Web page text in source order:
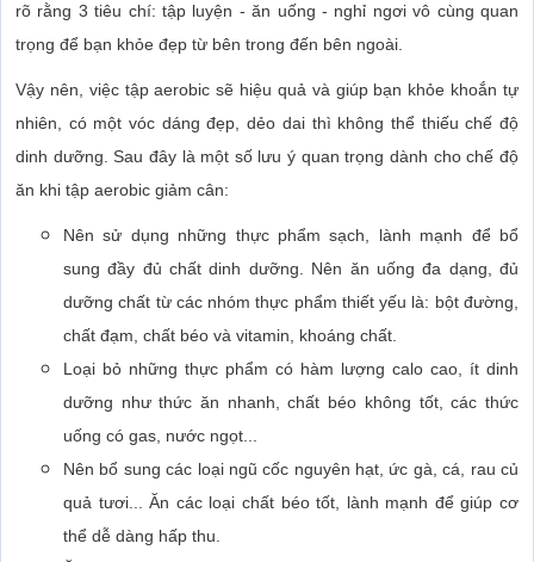
rõ rằng 3 tiêu chí: tập luyện - ăn uống - nghỉ ngơi vô cùng quan
trọng để bạn khỏe đẹp từ bên trong đến bên ngoài.
Vậy nên, việc tập aerobic sẽ hiệu quả và giúp bạn khỏe khoắn tự
nhiên, có một vóc dáng đẹp, dẻo dai thì không thể thiếu chế độ
dinh dưỡng. Sau đây là một số lưu ý quan trọng dành cho chế độ
ăn khi tập aerobic giảm cân:
Nên sử dụng những thực phẩm sạch, lành mạnh để bổ
sung đầy đủ chất dinh dưỡng. Nên ăn uống đa dạng, đủ
dưỡng chất từ các nhóm thực phẩm thiết yếu là: bột đường,
chất đạm, chất béo và vitamin, khoáng chất.
Loại bỏ những thực phẩm có hàm lượng calo cao, ít dinh
dưỡng như thức ăn nhanh, chất béo không tốt, các thức
uống có gas, nước ngọt...
Nên bổ sung các loại ngũ cốc nguyên hạt, ức gà, cá, rau củ
quả tươi... Ăn các loại chất béo tốt, lành mạnh để giúp cơ
thể dễ dàng hấp thu.